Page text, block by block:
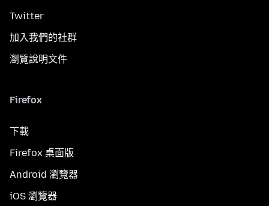
Twitter
加入我們的社群
瀏覽說明文件
Firefox
下載
Firefox 桌面版
Android 瀏覽器
iOS 瀏覽器